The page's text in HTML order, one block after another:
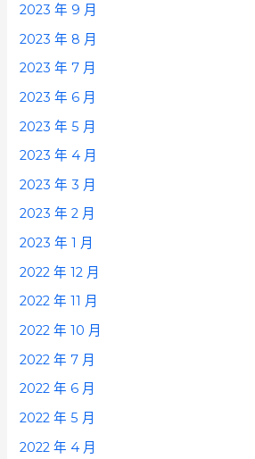
2023 年 9 月
2023 年 8 月
2023 年 7 月
2023 年 6 月
2023 年 5 月
2023 年 4 月
2023 年 3 月
2023 年 2 月
2023 年 1 月
2022 年 12 月
2022 年 11 月
2022 年 10 月
2022 年 7 月
2022 年 6 月
2022 年 5 月
2022 年 4 月